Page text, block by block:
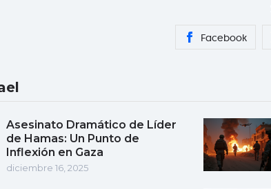
Facebook
Asesinato Dramático de Líder
de Hamas: Un Punto de
Inflexión en Gaza
diciembre 16, 2025